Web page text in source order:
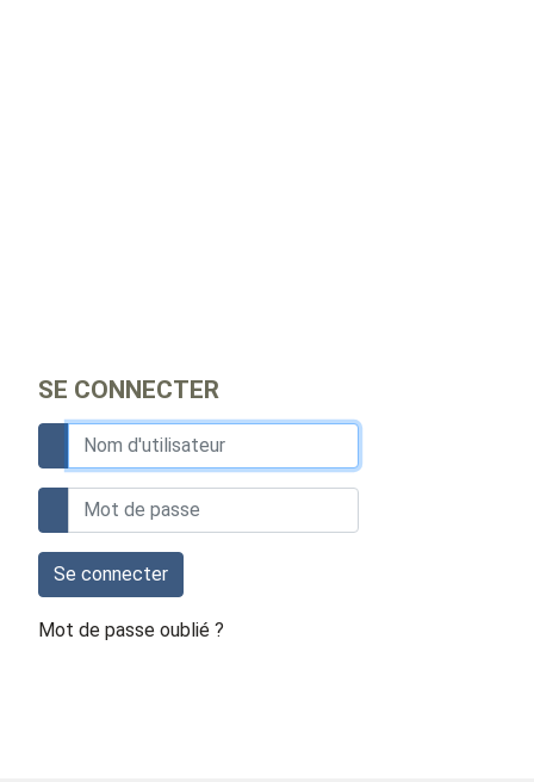
SE CONNECTER
Se connecter
Mot de passe oublié ?